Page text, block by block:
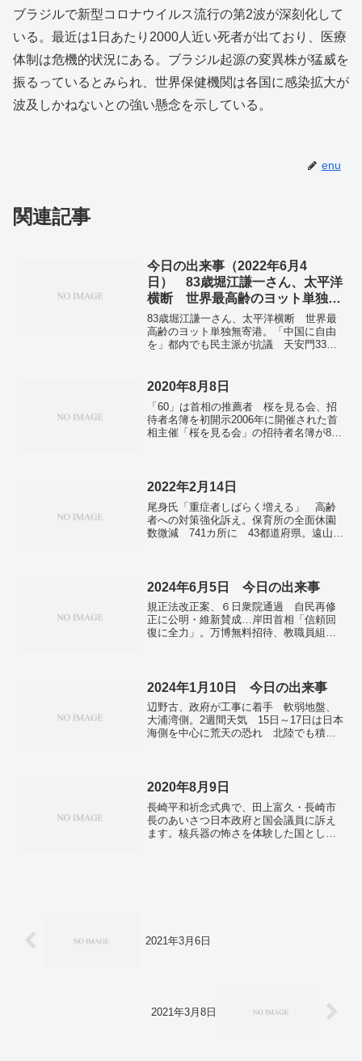
ブラジルで新型コロナウイルス流行の第2波が深刻化して
いる。最近は1日あたり2000人近い死者が出ており、医療
体制は危機的状況にある。ブラジル起源の変異株が猛威を
振るっているとみられ、世界保健機関は各国に感染拡大が
波及しかねないとの強い懸念を示している。
enu
関連記事
今日の出来事（2022年6月4
日） 83歳堀江謙一さん、太平洋
横断 世界最高齢のヨット単独無
寄港
83歳堀江謙一さん、太平洋横断 世界最
高齢のヨット単独無寄港。「中国に自由
を」都内でも民主派が抗議 天安門33
軍事演習、原子力空母も動員 北朝鮮を
けん制か。NY円、反落 1ドル=130円75
～85銭 1カ月ぶり安値。空き家が「0
円」で手に入るって本当？ “三方よし”の
秘密を探る。国内感染、新たに1万8252
2020年8月8日
「60」は首相の推薦者 桜を見る会、招
待者名簿を初開示2006年に開催された首
相主催「桜を見る会」の招待者名簿が8
ことが分かった。...
2022年2月14日
尾身氏「重症者しばらく増える」 高齢
者への対策強化訴え。保育所の全面休園
数微減 741カ所に 43都道府県。遠山元
の極み」 石川県小松基地。福島第1原
発 処理水検証へIAEA調査団来日 海洋
放出巡り。「転載はバカボン」パパが逮
捕？ 海賊版対策のキャンペーン。大雪
予想の東京都心で積雪なし… 「予報士
2024年6月5日 今日の出来事
規正法改正案、６日衆院通過 自民再修
正に公明・維新賛成…岸田首相「信頼回
復に全力」。万博無料招待、教職員組合
２・３％増 ２３年度、４年連続上昇。
新型コロナの死者、累計10万人超える
ワクチンが死因は計60人。YOSAKOIソー
ラン祭り開幕 350人が能登地震被災者に
エール。例年以上に色が鮮やか、花菖蒲
2024年1月10日 今日の出来事
辺野古、政府が工事に着手 軟弱地盤、
大浦湾側。2週間天気 15日～17日は日本
海側を中心に荒天の恐れ 北陸でも積雪
集 政治改革、能登地震で論戦―政府・
月連続でマイナス。建設業の倒産、8年ぶ
り1600件超 資材高や人手不足響く。田
久保忠衛氏が死去、９０歳 日本会議会
2020年8月9日
長崎平和祈念式典で、田上富久・長崎市
長のあいさつ日本政府と国会議員に訴え
ます。核兵器の怖さを体験した国とし
2021年3月6日
2021年3月8日